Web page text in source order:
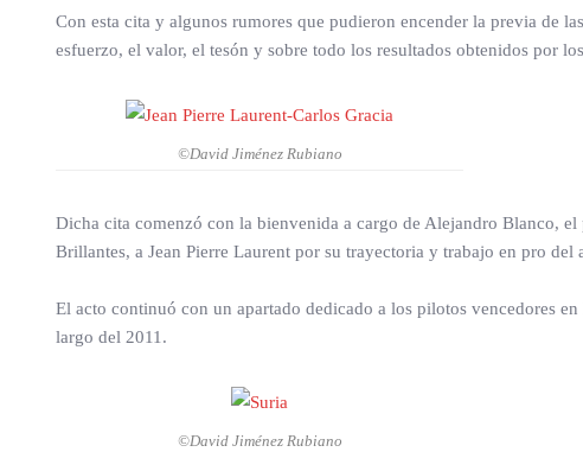
Con esta cita y algunos rumores que pudieron encender la previa de
esfuerzo, el valor, el tesón y sobre todo los resultados obtenidos por
©David Jiménez Rubiano
Dicha cita comenzó con la bienvenida a cargo de Alejandro Blanco,
Brillantes, a Jean Pierre Laurent por su trayectoria y trabajo en pro
El acto continuó con un apartado dedicado a los pilotos vencedores
largo del 2011.
©David Jiménez Rubiano